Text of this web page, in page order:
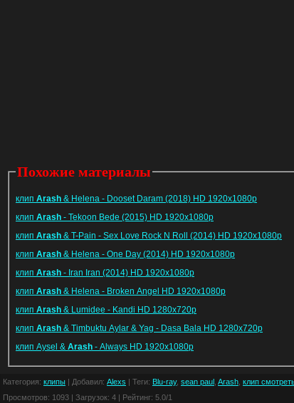
Похожие материалы
клип Arash & Helena - Dooset Daram (2018) HD 1920x1080р
клип Arash - Tekoon Bede (2015) HD 1920x1080р
клип Arash & T-Pain - Sex Love Rock N Roll (2014) HD 1920x1080р
клип Arash & Helena - One Day (2014) HD 1920x1080р
клип Arash - Iran Iran (2014) HD 1920x1080р
клип Arash & Helena - Broken Angel HD 1920x1080p
клип Arash & Lumidee - Kandi HD 1280x720р
клип Arash & Timbuktu Aylar & Yag - Dasa Bala HD 1280x720р
клип Aysel & Arash - Always HD 1920x1080р
Категория: клипы Добавил: Alexs Теги: Blu-ray, sean paul , Arash, клип
Просмотров: 1093 Загрузок: 4 Рейтинг: 5.0/1